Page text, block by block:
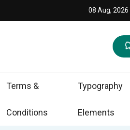
08 Aug, 2026
Terms &
Conditions
Typography
Elements